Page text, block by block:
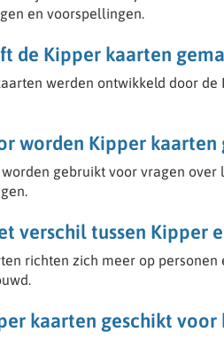
en voorspellingen.
de Kipper kaarten
werden ontwikkeld door
worden Kipper kaarten
gebruikt voor vragen
verschil tussen Kipper
richten zich meer op
kaarten geschikt voor